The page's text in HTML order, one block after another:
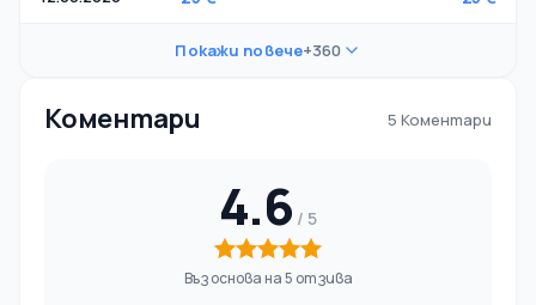
Покажи повече+360
Коментари 5 Коментари
4.6
Въз основа на 5 отзива